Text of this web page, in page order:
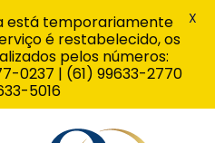
está temporariamente
é restabelecido, os
pelos números:
0237 | (61) 99633-2770
5016
X